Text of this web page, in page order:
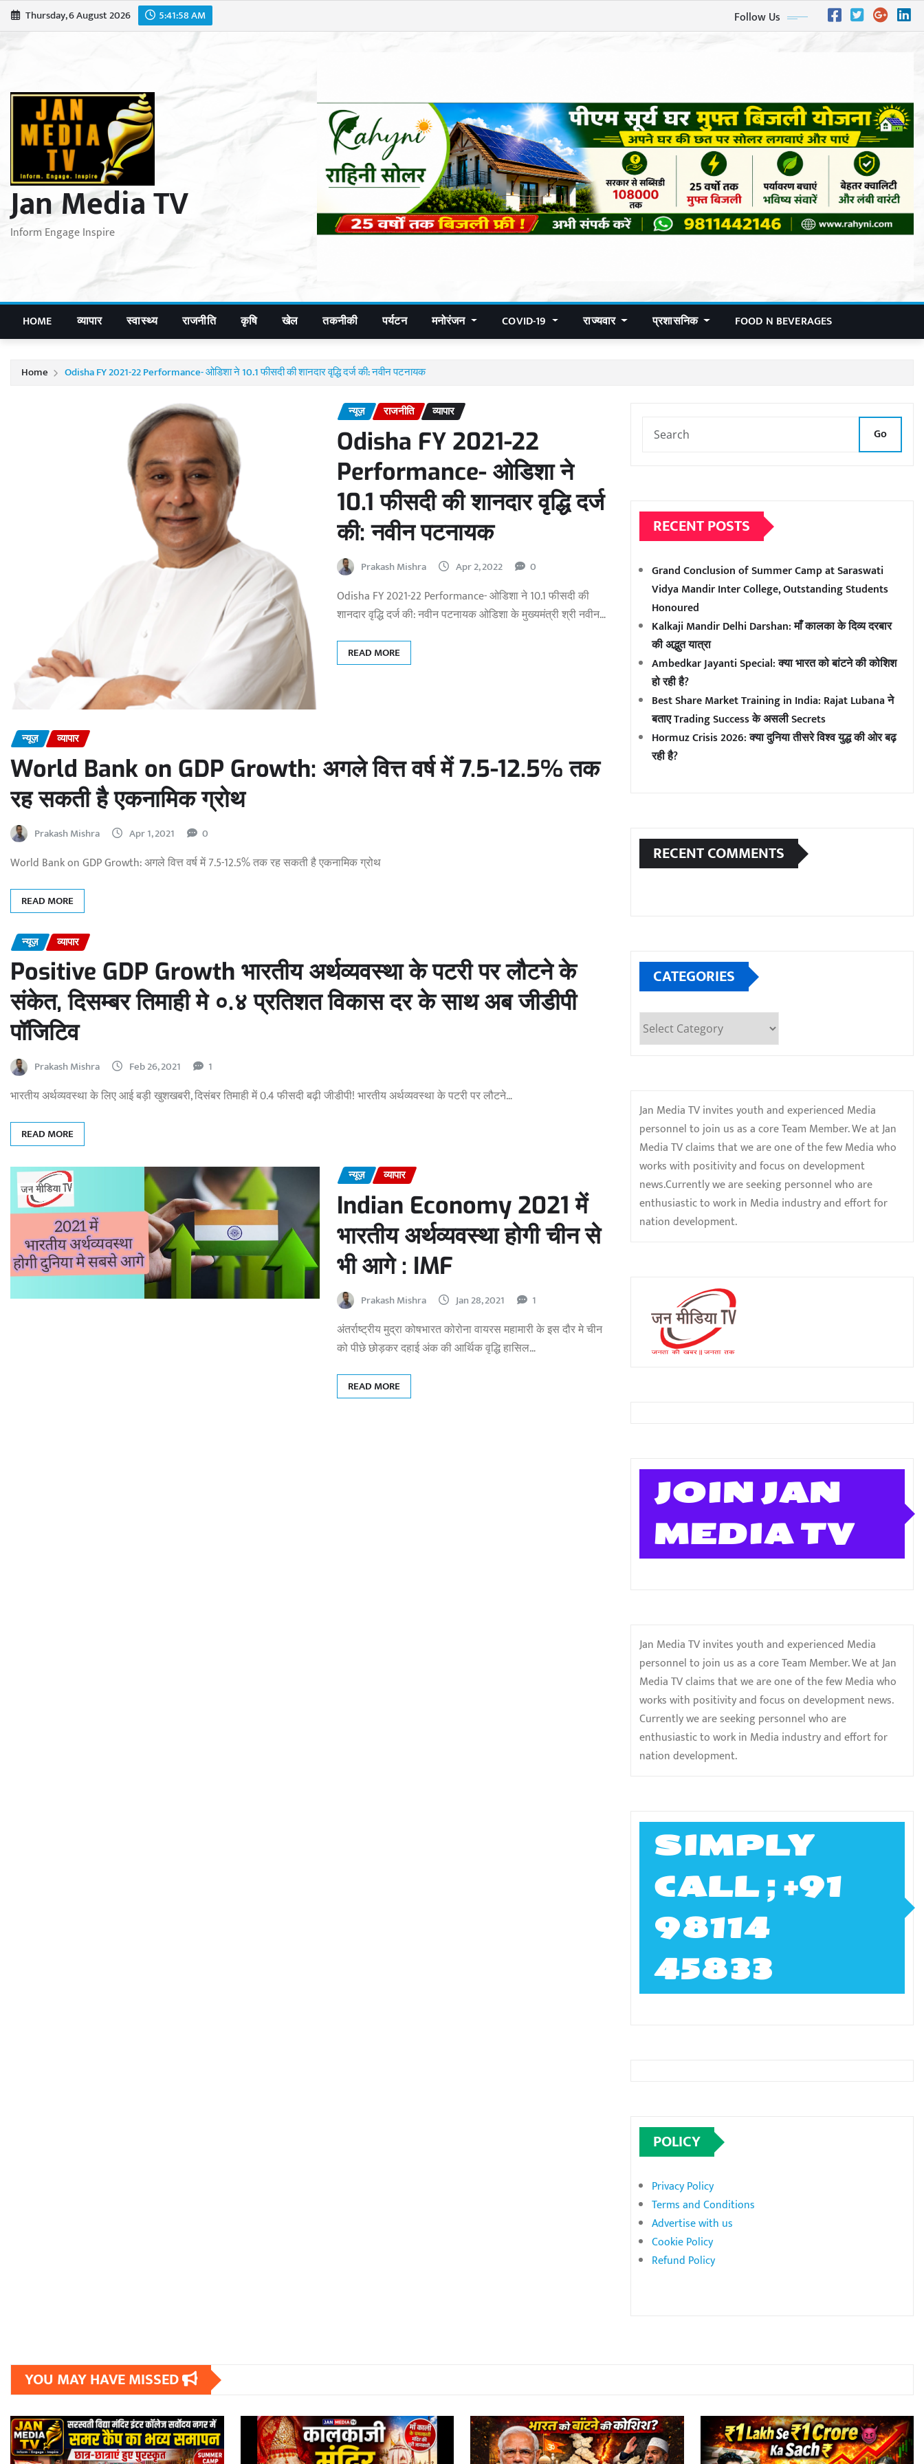
Skip
to
Thursday, 6 August 2026 5:42:00 AM Follow Us
Jan Media TV
Inform Engage Inspire
HOME व्यापार स्वास्थ्य राजनीति कृषि खेल तकनीकी पर्यटन मनोरंजन COVID-19 राज्यवार प्रशासनिक FOOD N BEVERAGES
Home Odisha FY 2021-22 Performance- ओडिशा ने 10.1 फीसदी की शानदार वृद्धि दर्ज की: नवीन पटनायक
न्यूज़ राजनीति व्यापार
Odisha FY 2021-22
Performance- ओडिशा ने
10.1 फीसदी की शानदार वृद्धि दर्ज
की: नवीन पटनायक
Prakash Mishra Apr 2, 2022 0
Odisha FY 2021-22 Performance- ओडिशा ने 10.1 फीसदी की
शानदार वृद्धि दर्ज की: नवीन पटनायक ओडिशा के मुख्यमंत्री श्री नवीन…
READ MORE
न्यूज़ व्यापार
World Bank on GDP Growth: अगले वित्त वर्ष में 7.5-12.5% तक
रह सकती है एकनामिक ग्रोथ
Prakash Mishra Apr 1, 2021 0
World Bank on GDP Growth: अगले वित्त वर्ष में 7.5-12.5% तक रह सकती है एकनामिक ग्रोथ
READ MORE
न्यूज़ व्यापार
Positive GDP Growth भारतीय अर्थव्यवस्था के पटरी पर लौटने के
संकेत, दिसम्बर तिमाही मे ०.४ प्रतिशत विकास दर के साथ अब जीडीपी
पॉजिटिव
Prakash Mishra Feb 26, 2021 1
भारतीय अर्थव्यवस्था के लिए आई बड़ी खुशखबरी, दिसंबर तिमाही में 0.4 फीसदी बढ़ी जीडीपी! भारतीय अर्थव्यवस्था के पटरी पर लौटने…
READ MORE
न्यूज़ व्यापार
Indian Economy 2021 में
भारतीय अर्थव्यवस्था होगी चीन से
भी आगे : IMF
Prakash Mishra Jan 28, 2021 1
अंतर्राष्ट्रीय मुद्रा कोषभारत कोरोना वायरस महामारी के इस दौर मे चीन
को पीछे छोड़कर दहाई अंक की आर्थिक वृद्धि हासिल…
READ MORE
Go
RECENT POSTS
Grand Conclusion of Summer Camp at Saraswati
Vidya Mandir Inter College, Outstanding Students
Honoured
Kalkaji Mandir Delhi Darshan: माँ कालका के दिव्य दरबार
की अद्भुत यात्रा
Ambedkar Jayanti Special: क्या भारत को बांटने की कोशिश
हो रही है?
Best Share Market Training in India: Rajat Lubana ने
बताए Trading Success के असली Secrets
Hormuz Crisis 2026: क्या दुनिया तीसरे विश्व युद्ध की ओर बढ़
रही है?
RECENT COMMENTS
CATEGORIES
Categories
Jan Media TV invites youth and experienced Media
personnel to join us as a core Team Member. We at Jan
Media TV claims that we are one of the few Media who
works with positivity and focus on development
news.Currently we are seeking personnel who are
enthusiastic to work in Media industry and effort for
nation development.
JOIN JAN
MEDIA TV
Jan Media TV invites youth and experienced Media
personnel to join us as a core Team Member. We at Jan
Media TV claims that we are one of the few Media who
works with positivity and focus on development news.
Currently we are seeking personnel who are
enthusiastic to work in Media industry and effort for
nation development.
SIMPLY
CALL ; +91
98114
45833
POLICY
Privacy Policy
Terms and Conditions
Advertise with us
Cookie Policy
Refund Policy
YOU MAY HAVE MISSED